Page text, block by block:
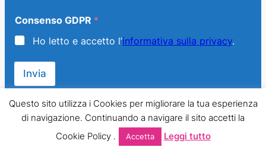
*
Consenso GDPR *
Ho letto e accetto l’informativa sulla privacy.
Invia
© 2013 – 2024 Generazione Famiglia – LMPT Italia. All Rights
Reserved.
Questo sito utilizza i Cookies per migliorare la tua esperienza
di navigazione. Continuando a navigare il sito accetti la
Cookie Policy .
Accetta Leggi tutto